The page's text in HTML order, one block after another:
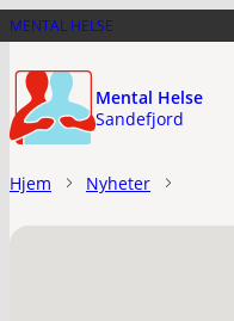
Hopp
hovedinnhold
MENTAL HELSE
Mental Helse
Sandefjord
Hjem Nyheter